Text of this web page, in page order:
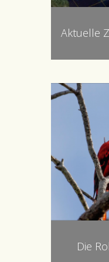
Aktuelle
Die